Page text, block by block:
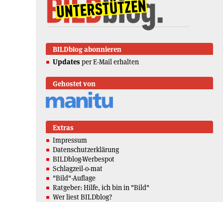
BILDblog abonnieren
Updates per E-Mail erhalten
Gehostet von
Extras
Impressum
Datenschutzerklärung
BILDblog-Werbespot
Schlagzeil-o-mat
"Bild"-Auflage
Ratgeber: Hilfe, ich bin in "Bild"
Wer liest BILDblog?